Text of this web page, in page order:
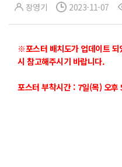
장영기 2023-11-07
※포스터 배치도가 업데이트
시 참고해주시기 바랍니다.
포스터 부착시간 : 7일(목) 오